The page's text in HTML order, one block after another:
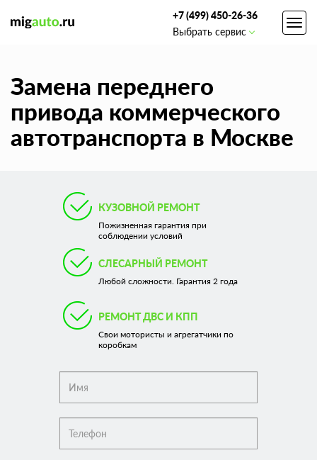
+7 (499) 450-26-36
Выбрать сервис
Замена переднего
привода коммерческого
автотранспорта в Москве
КУЗОВНОЙ РЕМОНТ
Пожизненная гарантия при
соблюдении условий
СЛЕСАРНЫЙ РЕМОНТ
Любой сложности. Гарантия 2 года
РЕМОНТ ДВС И КПП
Свои мотористы и агрегатчики по
коробкам